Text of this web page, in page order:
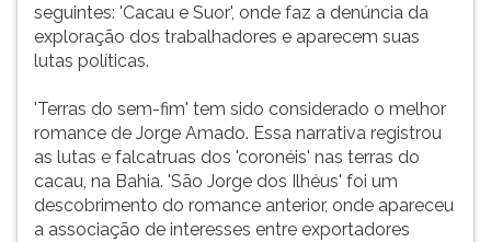
seguintes: 'Cacau e Suor', onde faz a denúncia da
exploração dos trabalhadores e aparecem suas
lutas políticas.
'Terras do sem-fim' tem sido considerado o melhor
romance de Jorge Amado. Essa narrativa registrou
as lutas e falcatruas dos 'coronéis' nas terras do
cacau, na Bahia. 'São Jorge dos Ilhéus' foi um
descobrimento do romance anterior, onde apareceu
a associação de interesses entre exportadores